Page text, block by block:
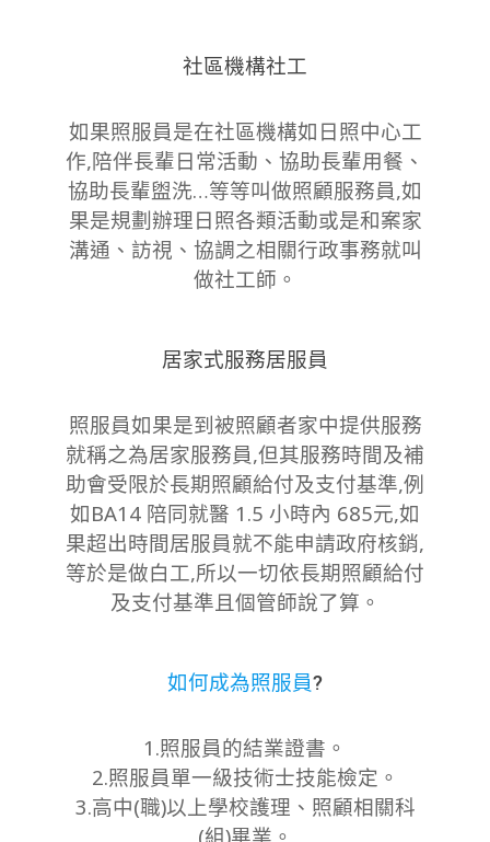
社區機構社工
如果照服員是在社區機構如日照中心工
作,陪伴長輩日常活動、協助長輩用餐、
協助長輩盥洗…等等叫做照顧服務員,如
果是規劃辦理日照各類活動或是和案家
溝通、訪視、協調之相關行政事務就叫
做社工師。
居家式服務居服員
照服員如果是到被照顧者家中提供服務
就稱之為居家服務員,但其服務時間及補
助會受限於長期照顧給付及支付基準,例
如BA14 陪同就醫 1.5 小時內 685元,如
果超出時間居服員就不能申請政府核銷,
等於是做白工,所以一切依長期照顧給付
及支付基準且個管師說了算。
如何成為照服員?
1.照服員的結業證書。
2.照服員單一級技術士技能檢定。
3.高中(職)以上學校護理、照顧相關科
(組)畢業。